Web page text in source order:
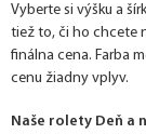
Vyberte si výšku a
tiež to, či ho chcete
finálna cena. Farba
cenu žiadny vplyv.
Naše rolety Deň a